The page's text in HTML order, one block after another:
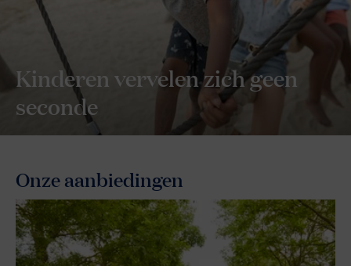
Kinderen vervelen zich geen
seconde
Onze aanbiedingen